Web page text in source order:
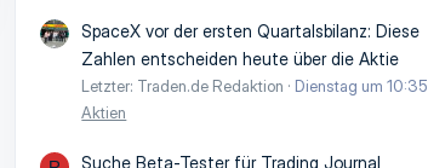
SpaceX vor der ersten Quartalsbilanz: Diese
Zahlen entscheiden heute über die Aktie
Letzter: Traden.de Redaktion
Dienstag um 10:35
Aktien
Suche Beta-Tester für Trading Journal